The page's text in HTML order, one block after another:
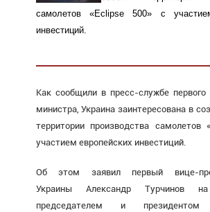
самолетов «Eclipse 500» с
инвестиций.
Как сообщили в пресс-службе
министра, Украина заинтересована в
территории производства самолетов
участием европейских инвестиций.
Об этом заявил первый вице-
Украины Александр Турчинов
председателем и президентом